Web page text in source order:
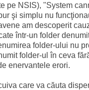
pe NSIS), "System
şi simplu nu
am descoperit
într-un folder
folder-ului nu
folder-ul în ceva
enervantele erori.
care va căuta